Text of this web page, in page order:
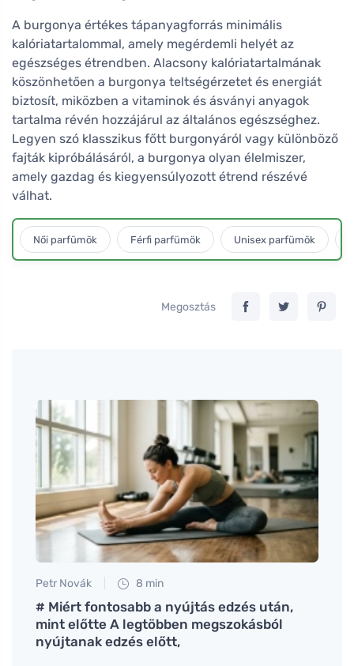
A burgonya értékes tápanyagforrás minimális
kalóriatartalommal, amely megérdemli helyét az
egészséges étrendben. Alacsony kalóriatartalmának
köszönhetően a burgonya teltségérzetet és energiát
biztosít, miközben a vitaminok és ásványi anyagok
tartalma révén hozzájárul az általános egészséghez.
Legyen szó klasszikus főtt burgonyáról vagy különböző
fajták kipróbálásáról, a burgonya olyan élelmiszer,
amely gazdag és kiegyensúlyozott étrend részévé
válhat.
Női parfümök Férfi parfümök Unisex parfümök
Megosztás
Petr Novák 8 min
# Miért fontosabb a nyújtás edzés után,
mint előtte A legtöbben megszokásból
nyújtanak edzés előtt,